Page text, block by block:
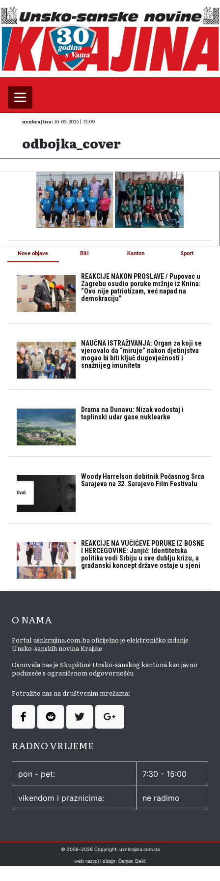
usnkrajina:16-05-2025 | 13:09
odbojka_cover
Nove objave
REAKCIJE NAKON PROSLAVE / Pupovac u
Zagrebu osudio poruke mržnje iz Knina:
“Ovo nije patriotizam, već napad na
demokraciju”
NAUČNA ISTRAŽIVANJA: Organ za koji se
vjerovalo da “miruje” nakon djetinjstva
mogao bi biti ključ dugovječnosti i
snažnijeg imuniteta
Drama na Dunavu: Nizak vodostaj i
toplinski udar gase nuklearke
Woody Harrelson dobitnik Počasnog Srca
Sarajeva na 32. Sarajevo Film Festivalu
REAKCIJE NA VUČIĆEVE PORUKE IZ BOSNE
I HERCEGOVINE: Janjić: Identitetska
politika vodi Srbiju u sve dublju krizu, a
građanski koncept države ostaje u sjeni
BiH Kanton Sport
O NAMA
Portal usnkrajina.com.ba oficijelno je elektroničko izdanje
Unsko-sanskih novina Krajine
Osnovala nas je Skupštine Unsko-sanskog kantona kao javno
poduzeće s ograničenom odgovornošću
Potražite nas na društvenim mrežama:
RADNO VRIJEME
pon - pet: 7:30 - 15:00
vikendom i praznicima: ne radimo
© 2008–2026Copyright: usnkrajina.com.ba
web razvoj i dizajn: Osman Delić